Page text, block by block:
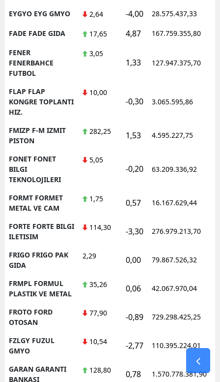
EYGYO EYG GMYO 2,64 -4,00 28.575.437,33
FADE FADE GIDA 17,65 4,87 167.759.355,80
FENER
FENERBAHCE
FUTBOL
3,05
1,33 127.947.375,70
FLAP FLAP
KONGRE TOPLANTI
HIZ.
10,00
-0,30 3.065.595,86
FMIZP F-M IZMIT
PISTON
282,25 1,53 4.595.227,75
FONET FONET
BILGI
TEKNOLOJILERI
5,05
-0,20 63.209.336,92
FORMT FORMET
METAL VE CAM
1,75 0,57 16.167.629,44
FORTE FORTE BILGI
ILETISIM
114,30 -3,30 276.979.213,70
FRIGO FRIGO PAK
GIDA
2,29 0,00 79.867.526,32
FRMPL FORMUL
PLASTIK VE METAL
35,26 0,06 42.067.970,04
FROTO FORD
OTOSAN
77,90 -0,89 729.298.425,25
FZLGY FUZUL
GMYO
10,54 -2,77 110.395.224,01
GARAN GARANTI
BANKASI
128,80 0,78 1.570.778.381,90